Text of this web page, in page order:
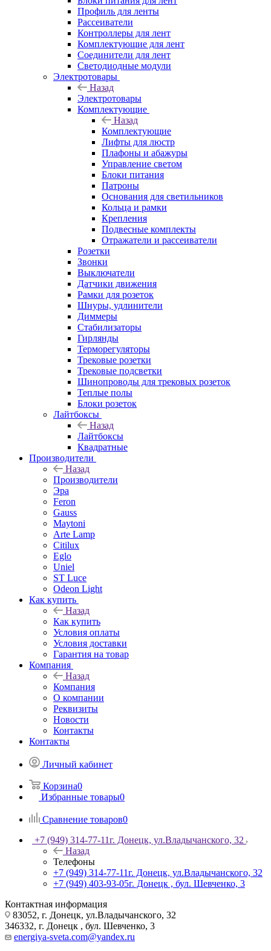
Профиль для ленты
Рассеиватели
Контроллеры для лент
Комплектующие для лент
Соединители для лент
Светодиодные модули
Электротовары
Назад
Электротовары
Комплектующие
Назад
Комплектующие
Лифты для люстр
Плафоны и абажуры
Управление светом
Блоки питания
Патроны
Основания для светильников
Кольца и рамки
Крепления
Подвесные комплекты
Отражатели и рассеиватели
Розетки
Звонки
Выключатели
Датчики движения
Рамки для розеток
Шнуры, удлинители
Диммеры
Стабилизаторы
Гирлянды
Терморегуляторы
Трековые розетки
Трековые подсветки
Шинопроводы для трековых розеток
Теплые полы
Блоки розеток
Лайтбоксы
Назад
Лайтбоксы
Квадратные
Производители
Назад
Производители
Эра
Feron
Gauss
Maytoni
Arte Lamp
Citilux
Eglo
Uniel
ST Luce
Odeon Light
Как купить
Назад
Как купить
Условия оплаты
Условия доставки
Гарантия на товар
Компания
Назад
Компания
О компании
Реквизиты
Новости
Контакты
Контакты
Личный кабинет
Корзина0
Избранные товары0
Сравнение товаров0
+7 (949) 314-77-11г. Донецк, ул.Владычанского, 32
Назад
Телефоны
+7 (949) 314-77-11г. Донецк, ул.Владычанского, 32
+7 (949) 403-93-05г. Донецк , бул. Шевченко, 3
Контактная информация
83052, г. Донецк, ул.Владычанского, 32
346332, г. Донецк , бул. Шевченко, 3
energiya-sveta.com@yandex.ru